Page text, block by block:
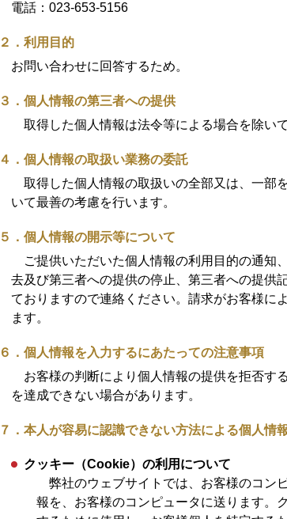
電話： 023-653-5156
２．利用目的
お問い合わせに回答するため。
３．個人情報の第三者への提供
取得した個人情報は法令等による場合を除い
４．個人情報の取扱い業務の委託
取得した個人情報の取扱いの全部又は、一部
いて最善の考慮を行います。
５．個人情報の開示等について
ご提供いただいた個人情報の利用目的の通知
去及び第三者への提供の停止、第三者への提供
ておりますので連絡ください。請求がお客様に
ます。
６．個人情報を入力するにあたっての注意事項
お客様の判断により個人情報の提供を拒否す
を達成できない場合があります。
７．本人が容易に認識できない方法による個人情
クッキー（Cookie）の利用について
弊社のウェブサイトでは、お客様のコン
報を、お客様のコンピュータに送ります。